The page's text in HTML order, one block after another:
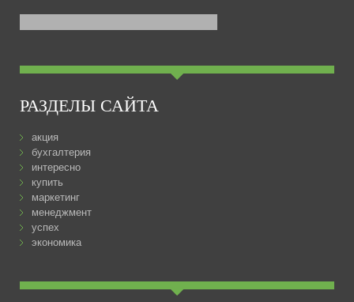
РАЗДЕЛЫ САЙТА
акция
бухгалтерия
интересно
купить
маркетинг
менеджмент
успех
экономика